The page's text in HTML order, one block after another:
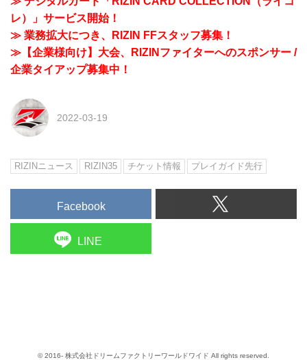
レ）」サービス開始！
≫ 業務拡大につき、RIZIN FFスタッフ募集！
≫【企業様向け】大会、RIZINファイターへのスポンサー /
企業タイアップ募集中！
2022-03-19
RIZINニュース RIZIN35 チケット情報 プレイガイド先行
Facebook
LINE
© 2016- 株式会社ドリームファクトリーワールドワイド All rights reserved.